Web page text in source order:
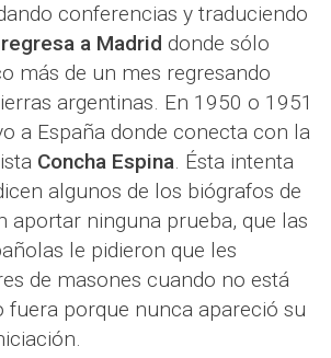
conferencias y traduciendo
a Madrid donde sólo
más de un mes regresando
argentinas. En 1950 o 1951
a España donde conecta con la
Concha Espina. Ésta intenta
algunos de los biógrafos de
aportar ninguna prueba, que las
le pidieron que les
de masones cuando no está
fuera porque nunca apareció su